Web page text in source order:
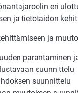
eri
ja tietotaidon
ja
parantaminen
suunnittelu
suunnittelu